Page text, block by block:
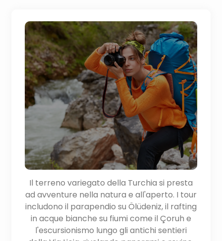
Il terreno variegato della Turchia si presta
ad avventure nella natura e all'aperto. I tour
includono il parapendio su Ölüdeniz, il rafting
in acque bianche su fiumi come il Çoruh e
l'escursionismo lungo gli antichi sentieri